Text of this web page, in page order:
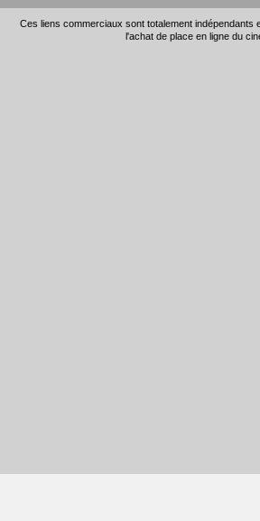
Ces liens commerciaux sont totalement indépendants
l'achat de place en ligne du